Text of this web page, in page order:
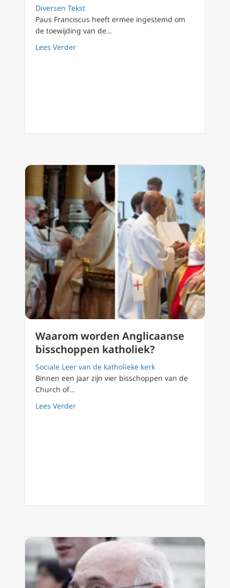
Diversen Tekst
Paus Franciscus heeft ermee ingestemd om
de toewijding van de…
Lees Verderabout Paus emeritus Benedictus XVI
Waarom worden Anglicaanse
bisschoppen katholiek?
Sociale Leer van de katholieke kerk
Binnen een jaar zijn vier bisschoppen van de
Church of…
Lees Verderabout Waarom worden Anglicaanse